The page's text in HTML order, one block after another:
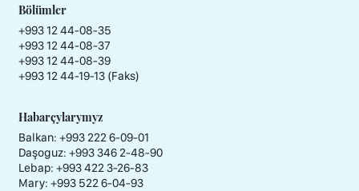
Bölümler
+993 12 44-08-35
+993 12 44-08-37
+993 12 44-08-39
+993 12 44-19-13 (Faks)
Habarçylarymyz
Balkan: +993 222 6-09-01
Daşoguz: +993 346 2-48-90
Lebap: +993 422 3-26-83
Mary: +993 522 6-04-93